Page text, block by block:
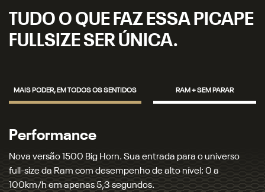
TUDO O QUE FAZ ESSA PICAPE
FULLSIZE SER ÚNICA.
MAIS PODER, EM TODOS OS SENTIDOS RAM + SEM PARAR
Performance
Nova versão 1500 Big Horn. Sua entrada para o universo
full-size da Ram com desempenho de alto nível: 0 a
100km/h em apenas 5,3 segundos.